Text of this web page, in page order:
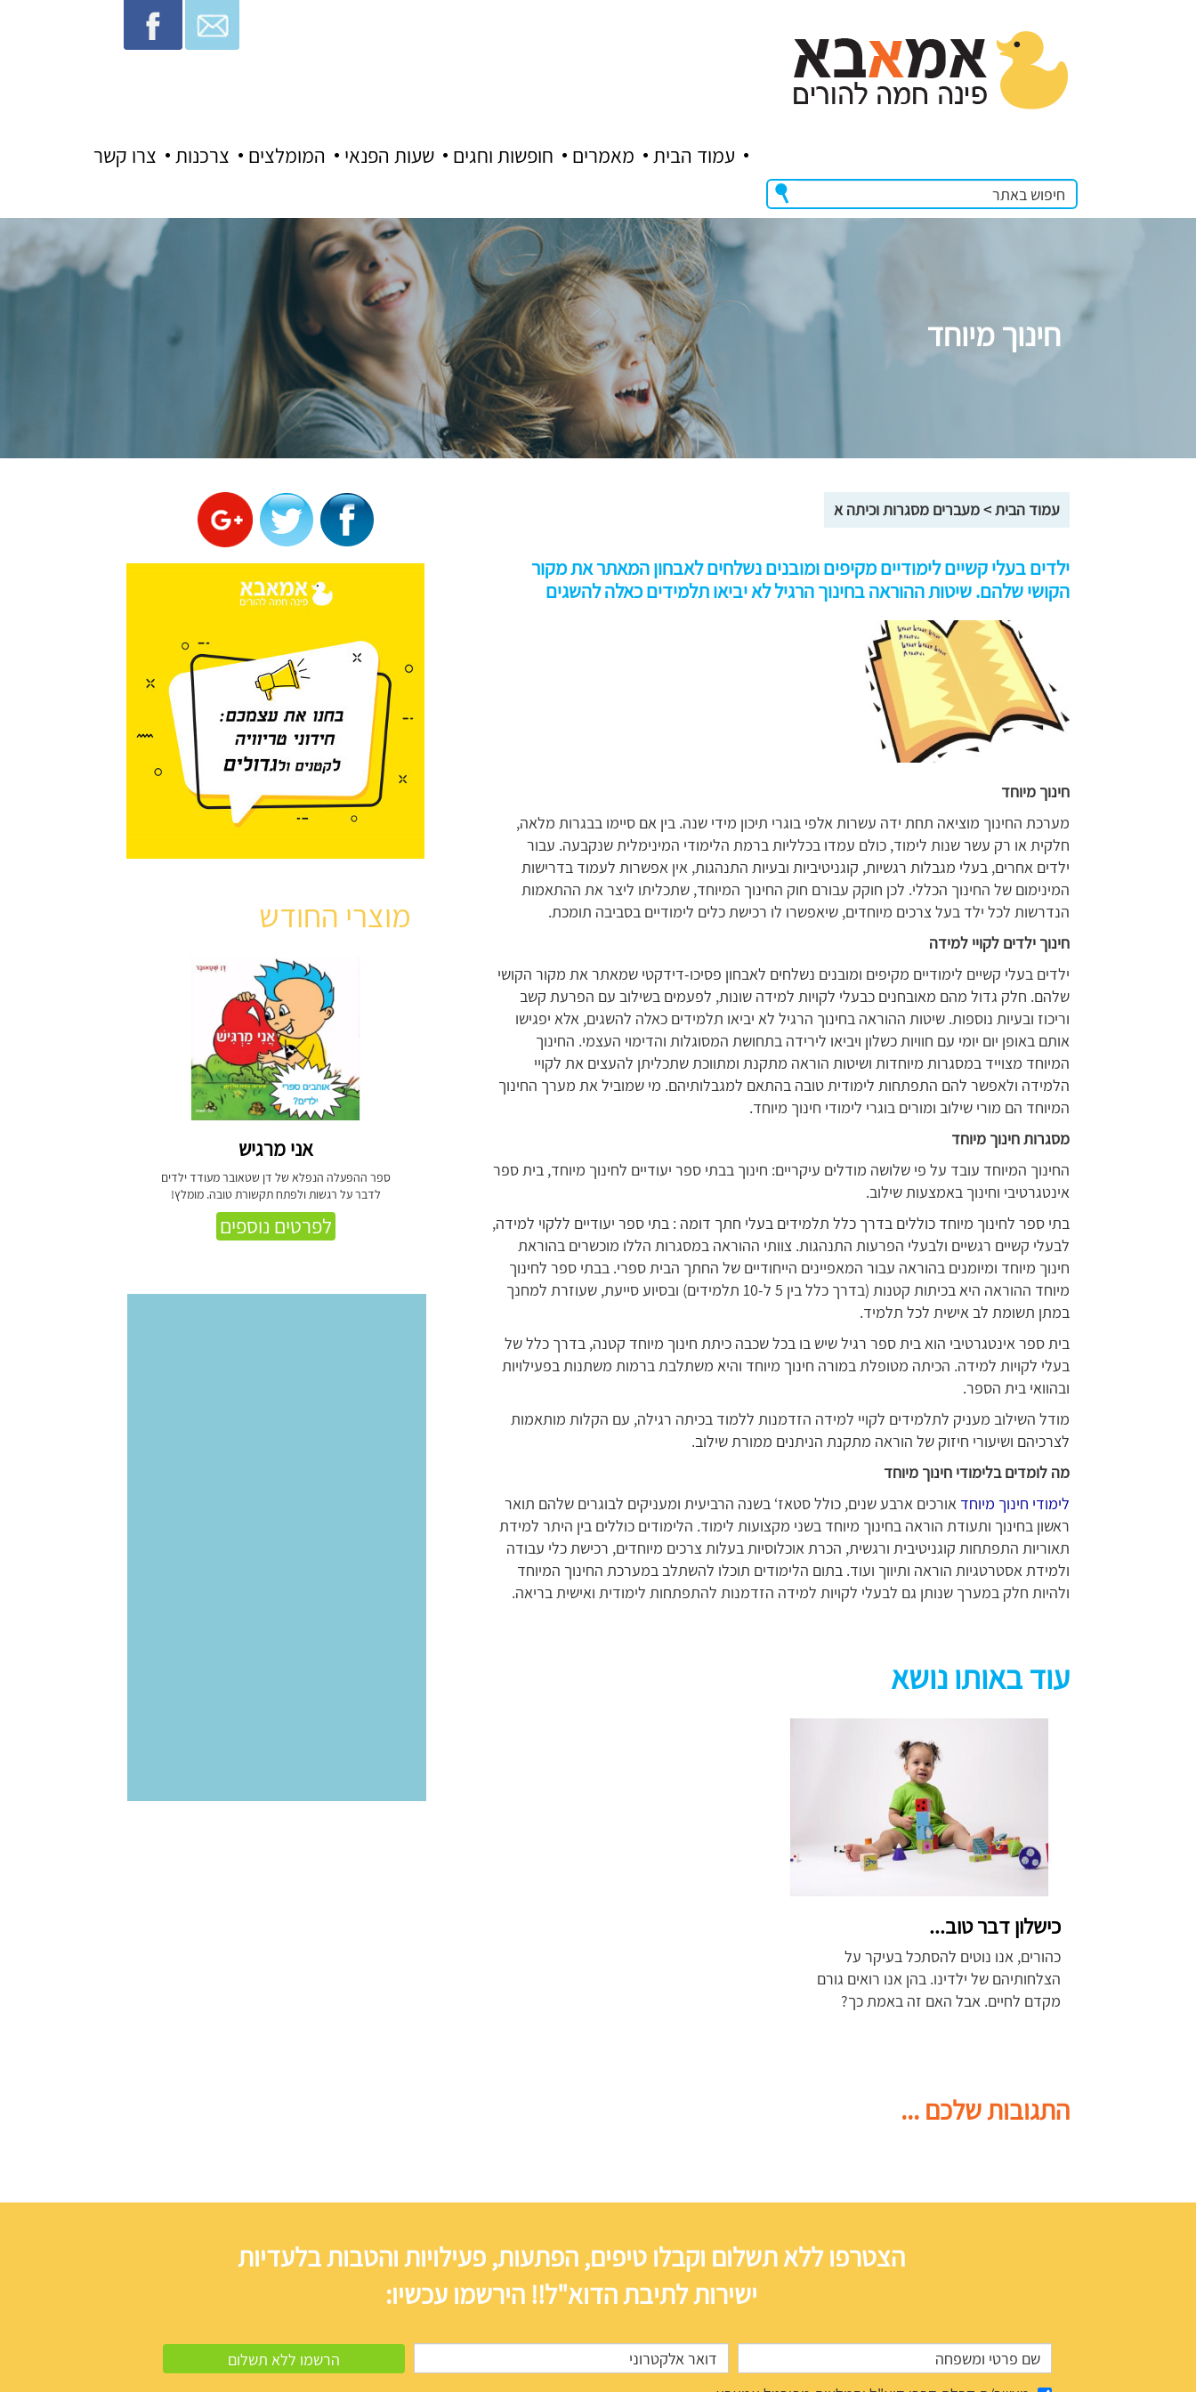
צרו קשר צרכנות המומלצים שעות הפנאי חופשות וחגים מאמרים עמוד הבית
חינוך מיוחד
עמוד הבית>מעברים מסגרות וכיתה א
ילדים בעלי קשיים לימודיים מקיפים ומובנים נשלחים לאבחון המאתר את מקור
הקושי שלהם. שיטות ההוראה בחינוך הרגיל לא יביאו תלמידים כאלה להשגים
חינוך מיוחד
מערכת החינוך מוציאה תחת ידה עשרות אלפי בוגרי תיכון מידי שנה. בין אם סיימו בבגרות מלאה,
חלקית או רק עשר שנות לימוד, כולם עמדו בכלליות ברמת הלימודי המינימלית שנקבעה. עבור
ילדים אחרים, בעלי מגבלות רגשיות, קוגניטיביות ובעיות התנהגות, אין אפשרות לעמוד בדרישות
המינימום של החינוך הכללי. לכן חוקק עבורם חוק החינוך המיוחד, שתכליתו ליצר את ההתאמות
הנדרשות לכל ילד בעל צרכים מיוחדים, שיאפשרו לו רכישת כלים לימודיים בסביבה תומכת.
חינוך ילדים לקויי למידה
ילדים בעלי קשיים לימודיים מקיפים ומובנים נשלחים לאבחון פסיכו-דידקטי שמאתר את מקור הקושי
שלהם. חלק גדול מהם מאובחנים כבעלי לקויות למידה שונות, לפעמים בשילוב עם הפרעת קשב
וריכוז ובעיות נוספות. שיטות ההוראה בחינוך הרגיל לא יביאו תלמידים כאלה להשגים, אלא יפגישו
אותם באופן יום יומי עם חוויות כשלון ויביאו לירידה בתחושת המסוגלות והדימוי העצמי. החינוך
המיוחד מצוייד במסגרות מיוחדות ושיטות הוראה מתקנת ומתווכת שתכליתן להעצים את לקויי
הלמידה ולאפשר להם התפתחות לימודית טובה בהתאם למגבלותיהם. מי שמוביל את מערך החינוך
המיוחד הם מורי שילוב ומורים בוגרי לימודי חינוך מיוחד.
מסגרות חינוך מיוחד
החינוך המיוחד עובד על פי שלושה מודלים עיקריים: חינוך בבתי ספר יעודיים לחינוך מיוחד, בית ספר
אינטגרטיבי וחינוך באמצעות שילוב.
בתי ספר לחינוך מיוחד כוללים בדרך כלל תלמידים בעלי חתך דומה : בתי ספר יעודיים ללקוי למידה,
לבעלי קשיים רגשיים ולבעלי הפרעות התנהגות. צוותי ההוראה במסגרות הללו מוכשרים בהוראת
חינוך מיוחד ומיומנים בהוראה עבור המאפיינים הייחודיים של החתך הבית ספרי. בבתי ספר לחינוך
מיוחד ההוראה היא בכיתות קטנות (בדרך כלל בין 5 ל-10 תלמידים) ובסיוע סייעת, שעוזרת למחנך
במתן תשומת לב אישית לכל תלמיד.
בית ספר אינטגרטיבי הוא בית ספר רגיל שיש בו בכל שכבה כיתת חינוך מיוחד קטנה, בדרך כלל של
בעלי לקויות למידה. הכיתה מטופלת במורה חינוך מיוחד והיא משתלבת ברמות משתנות בפעילויות
ובהוואי בית הספר.
מודל השילוב מעניק לתלמידים לקויי למידה הזדמנות ללמוד בכיתה רגילה, עם הקלות מותאמות
לצרכיהם ושיעורי חיזוק של הוראה מתקנת הניתנים ממורת שילוב.
מה לומדים בלימודי חינוך מיוחד
לימודי חינוך מיוחד אורכים ארבע שנים, כולל סטאז‘ בשנה הרביעית ומעניקים לבוגרים שלהם תואר
ראשון בחינוך ותעודת הוראה בחינוך מיוחד בשני מקצועות לימוד. הלימודים כוללים בין היתר למידת
תאוריות התפתחות קוגניטיבית ורגשית, הכרת אוכלוסיות בעלות צרכים מיוחדים, רכישת כלי עבודה
ולמידת אסטרטגיות הוראה ותיווך ועוד. בתום הלימודים תוכלו להשתלב במערכת החינוך המיוחד
ולהיות חלק במערך שנותן גם לבעלי לקויות למידה הזדמנות להתפתחות לימודית ואישית בריאה.
עוד באותו נושא
כישלון דבר טוב...
כהורים, אנו נוטים להסתכל בעיקר על
הצלחותיהם של ילדינו. בהן אנו רואים גורם
מקדם לחיים. אבל האם זה באמת כך?
התגובות שלכם ...
מוצרי החודש
אני מרגיש
ספר ההפעלה הנפלא של דן שטאובר מעודד ילדים
לדבר על רגשות ולפתח תקשורת טובה. מומלץ!
לפרטים נוספים
הצטרפו ללא תשלום וקבלו טיפים, הפתעות, פעילויות והטבות בלעדיות
ישירות לתיבת הדוא"ל!! הירשמו עכשיו: